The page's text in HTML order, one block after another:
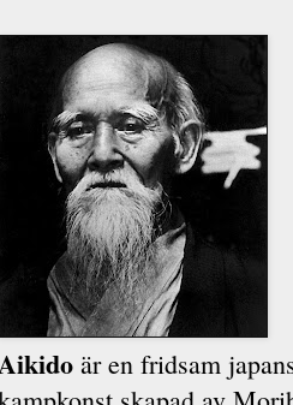
är en fridsam